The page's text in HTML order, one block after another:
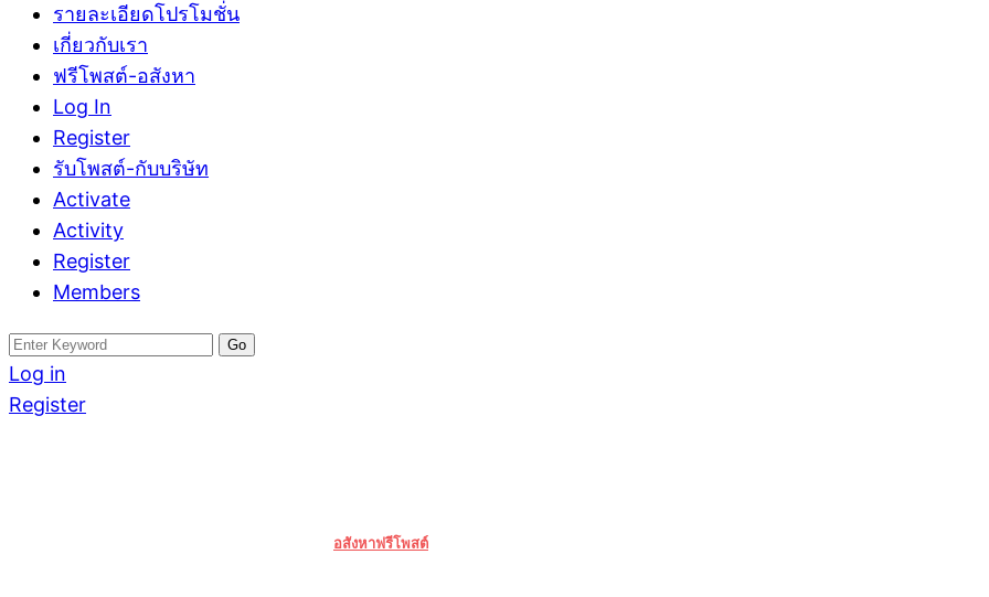
รายละเอียดโปรโมชั่น
เกี่ยวกับเรา
ฟรีโพสต์-อสังหา
Log In
Register
รับโพสต์-กับบริษัท
Activate
Activity
Register
Members
Search
for:
Log in
Register
อสังหาฟรีโพสต์